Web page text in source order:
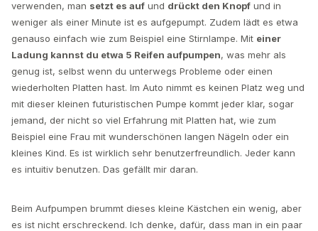
verwenden, man setzt es auf und drückt den Knopf und in
weniger als einer Minute ist es aufgepumpt. Zudem lädt es etwa
genauso einfach wie zum Beispiel eine Stirnlampe. Mit einer
Ladung kannst du etwa 5 Reifen aufpumpen, was mehr als
genug ist, selbst wenn du unterwegs Probleme oder einen
wiederholten Platten hast. Im Auto nimmt es keinen Platz weg und
mit dieser kleinen futuristischen Pumpe kommt jeder klar, sogar
jemand, der nicht so viel Erfahrung mit Platten hat, wie zum
Beispiel eine Frau mit wunderschönen langen Nägeln oder ein
kleines Kind. Es ist wirklich sehr benutzerfreundlich. Jeder kann
es intuitiv benutzen. Das gefällt mir daran.
Beim Aufpumpen brummt dieses kleine Kästchen ein wenig, aber
es ist nicht erschreckend. Ich denke, dafür, dass man in ein paar